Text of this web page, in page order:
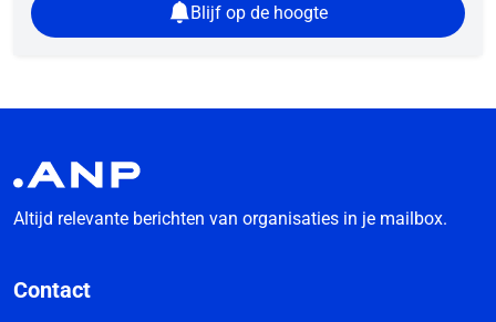
Blijf op de hoogte
Altijd relevante berichten van organisaties in je mailbox.
Contact